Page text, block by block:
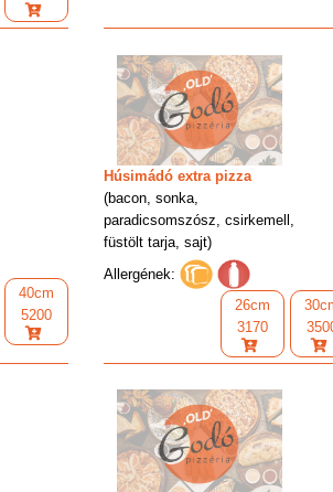
40cm
5200
Húsimádó extra pizza
(bacon, sonka,
paradicsomszósz, csirkemell,
füstölt tarja, sajt)
Allergének:
26cm
3170